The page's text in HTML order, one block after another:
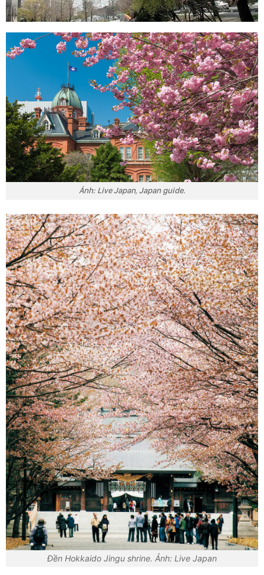
Ảnh: Live Japan, Japan guide.
Đền Hokkaido Jingu shrine. Ảnh: Live Japan